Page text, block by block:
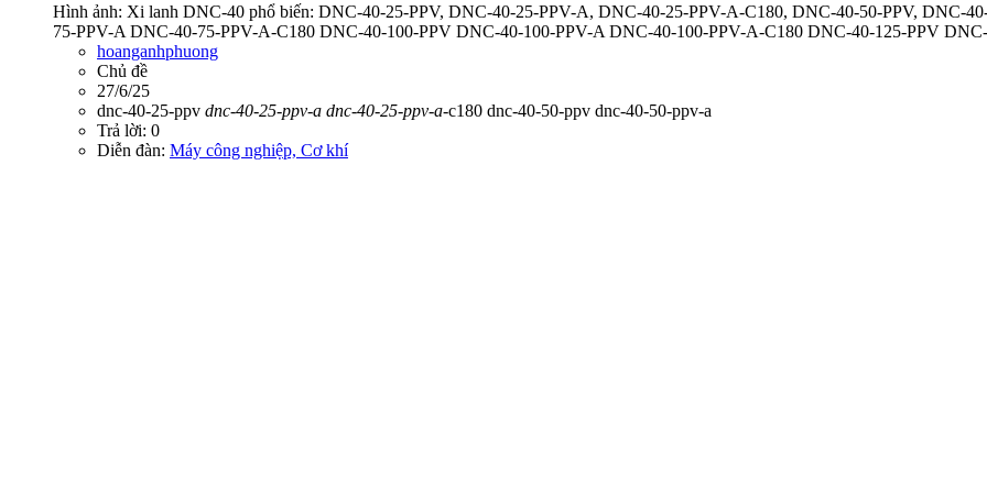
Hình ảnh: Xi lanh DNC-40 phổ biến: DNC-40-25-PPV, DNC-40-25-PPV-A, DNC-40-25-PPV-A-C180, DNC-40-50-PPV, DNC-
75-PPV-A DNC-40-75-PPV-A-C180 DNC-40-100-PPV DNC-40-100-PPV-A DNC-40-100-PPV-A-C180 DNC-40-125-PPV
hoanganhphuong
Chủ đề
27/6/25
dnc-40-25-ppv dnc-40-25-ppv-a dnc-40-25-ppv-a-c180 dnc-40-50-ppv dnc-40-50-ppv-a
Trả lời: 0
Diễn đàn: Máy công nghiệp, Cơ khí